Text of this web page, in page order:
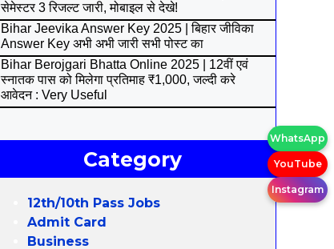
सेमेस्टर 3 रिजल्ट जारी, मोबाइल से देखे!
Bihar Jeevika Answer Key 2025 | बिहार जीविका
Answer Key अभी अभी जारी सभी पोस्ट का
Bihar Berojgari Bhatta Online 2025 | 12वीं एवं
स्नातक पास को मिलेगा प्रतिमाह ₹1,000, जल्दी करे
आवेदन : Very Useful
Category
12th/10th Pass Jobs
Admit Card
Business
WhatsApp
YouTube
Instagram